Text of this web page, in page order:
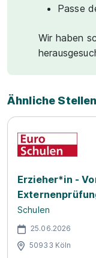
Passe
Wir haben
Ähnliche Stellen
Erzieher*in -
Schulen
25.06.2026
50933 Köln